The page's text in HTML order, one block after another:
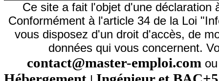
Ce site a fait l'objet d'une déclaration
Conformément à l'article 34 de la Loi
vous disposez d'un droit d'accès, de
données qui vous concernent.
contact@master-emploi.com